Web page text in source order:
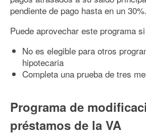
pendiente de pago hasta en un 30%.
Puede aprovechar este programa
No es elegible para otros
hipotecaria
Completa una prueba de tres
Programa de
préstamos de la VA